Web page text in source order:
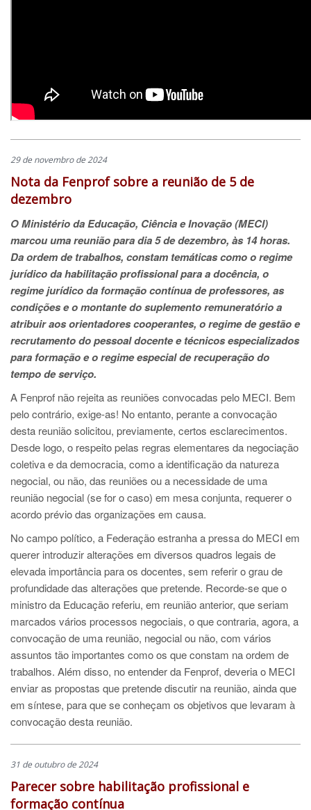
29 de novembro de 2024
Nota da Fenprof sobre a reunião de 5 de
dezembro
O Ministério da Educação, Ciência e Inovação (MECI)
marcou uma reunião para dia 5 de dezembro, às 14 horas.
Da ordem de trabalhos, constam temáticas como o regime
jurídico da habilitação profissional para a docência, o
regime jurídico da formação contínua de professores, as
condições e o montante do suplemento remuneratório a
atribuir aos orientadores cooperantes, o regime de gestão e
recrutamento do pessoal docente e técnicos especializados
para formação e o regime especial de recuperação do
tempo de serviço.
A Fenprof não rejeita as reuniões convocadas pelo MECI. Bem
pelo contrário, exige-as! No entanto, perante a convocação
desta reunião solicitou, previamente, certos esclarecimentos.
Desde logo, o respeito pelas regras elementares da negociação
coletiva e da democracia, como a identificação da natureza
negocial, ou não, das reuniões ou a necessidade de uma
reunião negocial (se for o caso) em mesa conjunta, requerer o
acordo prévio das organizações em causa.
No campo político, a Federação estranha a pressa do MECI em
querer introduzir alterações em diversos quadros legais de
elevada importância para os docentes, sem referir o grau de
profundidade das alterações que pretende. Recorde-se que o
ministro da Educação referiu, em reunião anterior, que seriam
marcados vários processos negociais, o que contraria, agora, a
convocação de uma reunião, negocial ou não, com vários
assuntos tão importantes como os que constam na ordem de
trabalhos. Além disso, no entender da Fenprof, deveria o MECI
enviar as propostas que pretende discutir na reunião, ainda que
em síntese, para que se conheçam os objetivos que levaram à
convocação desta reunião.
31 de outubro de 2024
Parecer sobre habilitação profissional e
formação contínua